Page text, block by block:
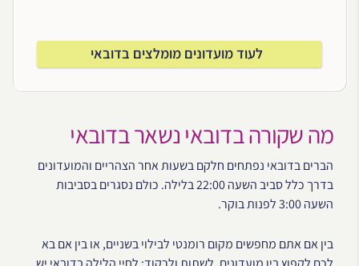
לעוד מועדונים מומלצים בדובאי
מה שקורה בדובאי נשאר בדובאי
הברים בדובאי נפתחים חלקם בשעות אחר הצהריים והמועדונים
בדרך כלל סביב השעה 22:00 בלילה. כולם נסגרים בסביבות
השעה 3:00 לפנות בוקר.
בין אם אתם מחפשים מקום רומנטי לבילוי בשניים, או בין אם בא